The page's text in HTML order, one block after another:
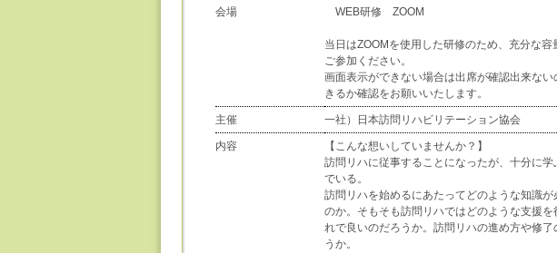
会場 WEB研修 ZOOM
当日はZOOMを使用した研修のため、充分な
ご参加ください。
画面表示ができない場合は出席が確認出来な
きるか確認をお願いいたします。
主催 一社）日本訪問リハビリテーション協会
内容
【こんな想いしていませんか？】
訪問リハに従事することになったが、十分に
でいる。
訪問リハを始めるにあたってどのような知識
のか。そもそも訪問リハではどのような支援
れで良いのだろうか。訪問リハの進め方や修
うか。